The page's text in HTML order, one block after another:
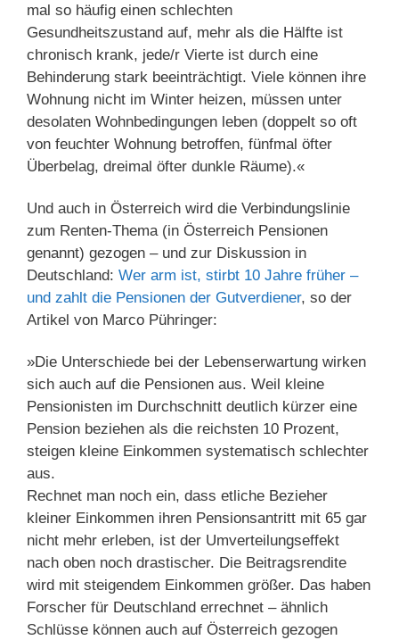
mal so häufig einen schlechten
Gesundheitszustand auf, mehr als die Hälfte ist
chronisch krank, jede/r Vierte ist durch eine
Behinderung stark beeinträchtigt. Viele können ihre
Wohnung nicht im Winter heizen, müssen unter
desolaten Wohnbedingungen leben (doppelt so oft
von feuchter Wohnung betroffen, fünfmal öfter
Überbelag, dreimal öfter dunkle Räume).«
Und auch in Österreich wird die Verbindungslinie
zum Renten-Thema (in Österreich Pensionen
genannt) gezogen – und zur Diskussion in
Deutschland: Wer arm ist, stirbt 10 Jahre früher –
und zahlt die Pensionen der Gutverdiener, so der
Artikel von Marco Pühringer:
»Die Unterschiede bei der Lebenserwartung wirken
sich auch auf die Pensionen aus. Weil kleine
Pensionisten im Durchschnitt deutlich kürzer eine
Pension beziehen als die reichsten 10 Prozent,
steigen kleine Einkommen systematisch schlechter
aus.
Rechnet man noch ein, dass etliche Bezieher
kleiner Einkommen ihren Pensionsantritt mit 65 gar
nicht mehr erleben, ist der Umverteilungseffekt
nach oben noch drastischer. Die Beitragsrendite
wird mit steigendem Einkommen größer. Das haben
Forscher für Deutschland errechnet – ähnlich
Schlüsse können auch auf Österreich gezogen